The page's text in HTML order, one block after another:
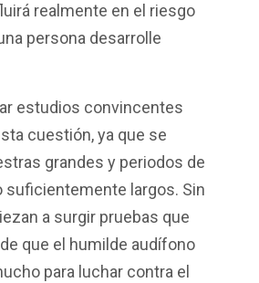
realmente en el riesgo
persona desarrolle
estudios convincentes
cuestión, ya que se
grandes y periodos de
suficientemente largos. Sin
a surgir pruebas que
que el humilde audífono
para luchar contra el